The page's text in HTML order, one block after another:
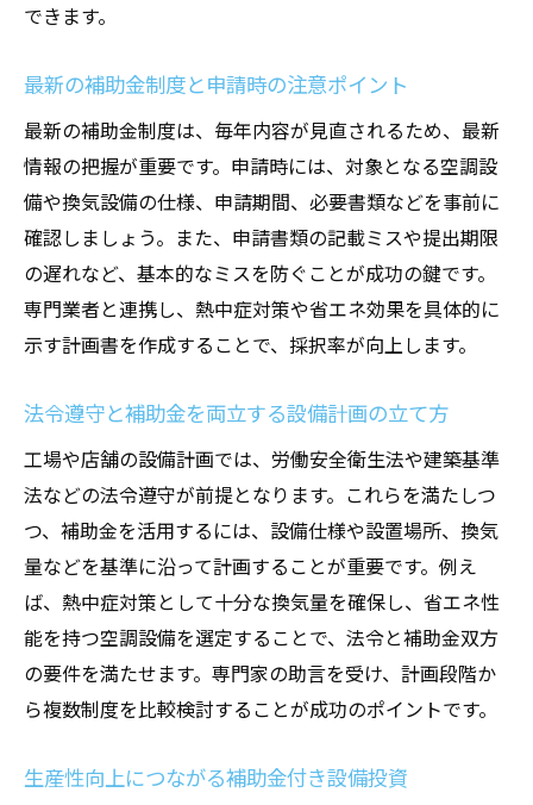
できます。
最新の補助金制度と申請時の注意ポイント
最新の補助金制度は、毎年内容が見直されるため、最新
情報の把握が重要です。申請時には、対象となる空調設
備や換気設備の仕様、申請期間、必要書類などを事前に
確認しましょう。また、申請書類の記載ミスや提出期限
の遅れなど、基本的なミスを防ぐことが成功の鍵です。
専門業者と連携し、熱中症対策や省エネ効果を具体的に
示す計画書を作成することで、採択率が向上します。
法令遵守と補助金を両立する設備計画の立て方
工場や店舗の設備計画では、労働安全衛生法や建築基準
法などの法令遵守が前提となります。これらを満たしつ
つ、補助金を活用するには、設備仕様や設置場所、換気
量などを基準に沿って計画することが重要です。例え
ば、熱中症対策として十分な換気量を確保し、省エネ性
能を持つ空調設備を選定することで、法令と補助金双方
の要件を満たせます。専門家の助言を受け、計画段階か
ら複数制度を比較検討することが成功のポイントです。
生産性向上につながる補助金付き設備投資